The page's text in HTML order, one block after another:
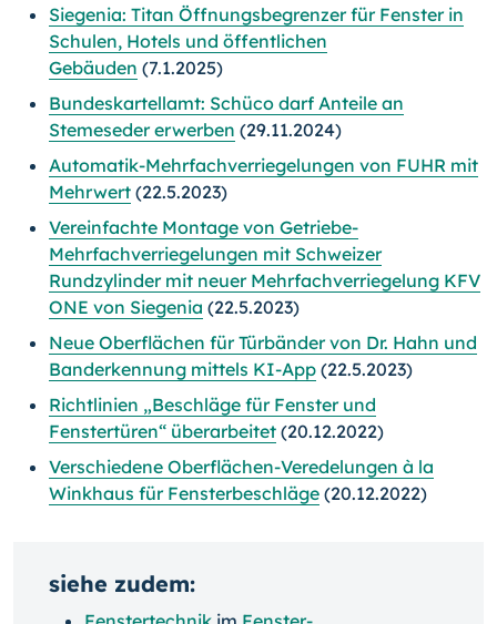
Siegenia: Titan Öffnungsbegrenzer für Fenster in
Schulen, Hotels und öffentlichen
Gebäuden (7.1.2025)
Bundeskartellamt: Schüco darf Anteile an
Stemeseder erwerben (29.11.2024)
Automatik-Mehrfachverriegelungen von FUHR mit
Mehrwert (22.5.2023)
Vereinfachte Montage von Getriebe-
Mehrfachverriegelungen mit Schweizer
Rundzylinder mit neuer Mehrfachverriegelung KFV
ONE von Siegenia (22.5.2023)
Neue Oberflächen für Türbänder von Dr. Hahn und
Banderkennung mittels KI-App (22.5.2023)
Richtlinien „Beschläge für Fenster und
Fenstertüren“ überarbeitet (20.12.2022)
Verschiedene Oberflächen-Veredelungen à la
Winkhaus für Fensterbeschläge (20.12.2022)
siehe zudem: